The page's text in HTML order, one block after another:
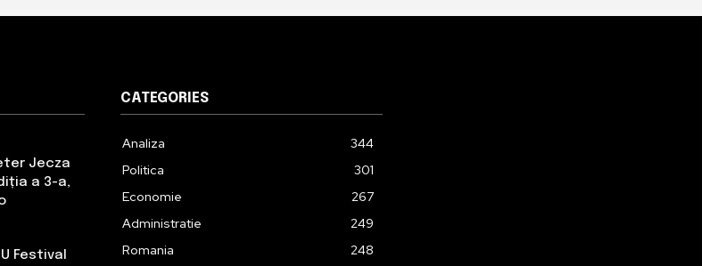
Jecza
a 3-a,
Festival
CATEGORIES
Analiza
344
Politica
301
Economie
267
Administratie
249
Romania
248